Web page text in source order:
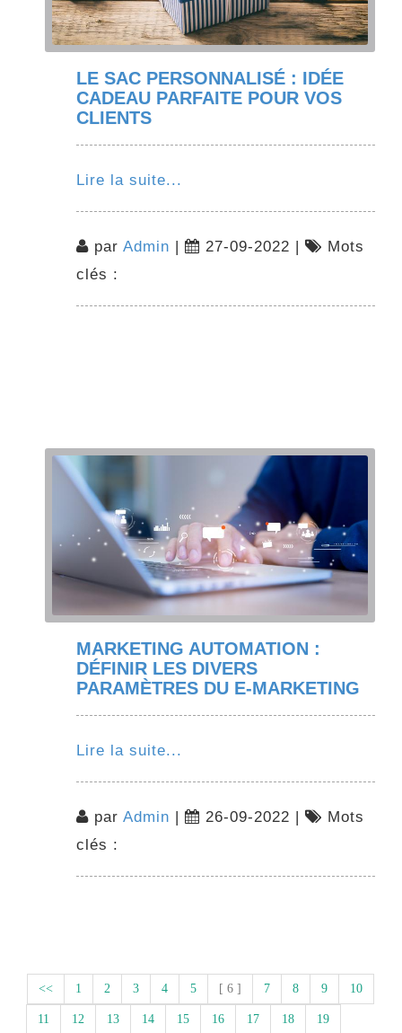
LE SAC PERSONNALISÉ : IDÉE
CADEAU PARFAITE POUR VOS
CLIENTS
Lire la suite...
par Admin | 27-09-2022 |
Mots
clés :
MARKETING AUTOMATION :
DÉFINIR LES DIVERS
PARAMÈTRES DU E-MARKETING
Lire la suite...
par Admin | 26-09-2022 |
Mots
clés :
<< 1 2 3 4 5 [ 6 ] 7 8 9 10
11 12 13 14 15 16 17 18 19